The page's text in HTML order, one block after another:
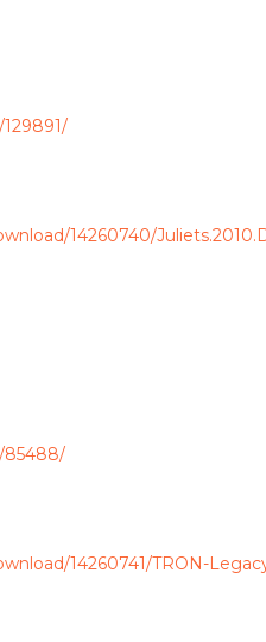
14260740/
85488/
14260741/TRON-